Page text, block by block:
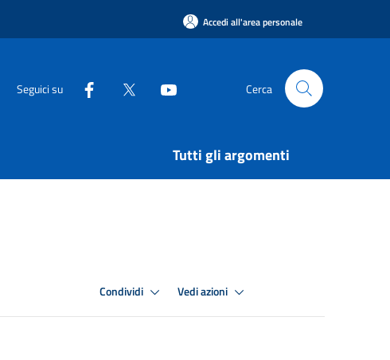
Accedi all'area personale
Seguici su Cerca
Tutti gli argomenti
Condividi Vedi azioni